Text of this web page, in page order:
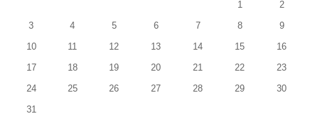
1
2
3
4 5 6 7 8
9
10
11 12 13 14 15
16
17
18 19 20 21 22
23
24
25 26 27 28 29
30
31